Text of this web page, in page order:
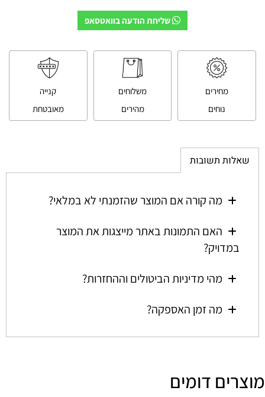
שליחת הודעה בוואטסאפ
מחירים
נוחים
משלוחים
מהירים
קנייה
מאובטחת
שאלות תשובות
מה קורה אם המוצר שהזמנתי לא במלאי?
האם התמונות באתר מייצגות את המוצר
במדויק?
מהי מדיניות הביטולים וההחזרות?
מה זמן האספקה?
מוצרים דומים